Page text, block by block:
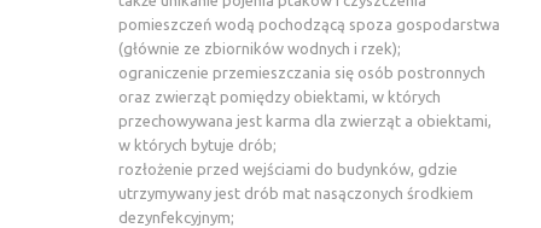
pomieszczeń wodą pochodzącą spoza gospodarstwa
(głównie ze zbiorników wodnych i rzek);
ograniczenie przemieszczania się osób postronnych
oraz zwierząt pomiędzy obiektami, w których
przechowywana jest karma dla zwierząt a obiektami,
w których bytuje drób;
rozłożenie przed wejściami do budynków, gdzie
utrzymywany jest drób mat nasączonych środkiem
dezynfekcyjnym;